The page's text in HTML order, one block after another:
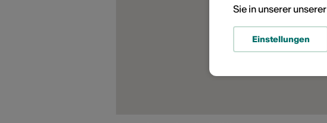
Sie in unserer unserer
Einstellungen